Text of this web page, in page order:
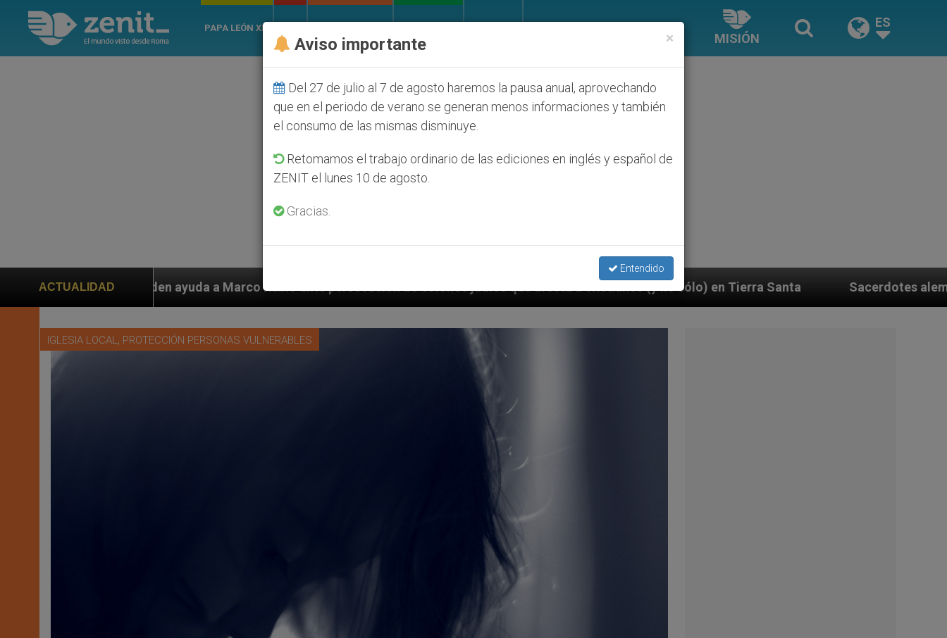
PAPA LEÓN XIV
MISIÓN
ES
ACTUALIDAD
ayuda a Marco Rubio ante persecución de colonos judíos que afecta a cristianos (y no sólo) en Tierra Santa Sacerdotes alemanes fieles al Papa
IGLESIA LOCAL, PROTECCIÓN PERSONAS VULNERABLES
×
Aviso importante
Del 27 de julio al 7 de agosto haremos la pausa anual, aprovechando
que en el periodo de verano se generan menos informaciones y también
el consumo de las mismas disminuye.
Retomamos el trabajo ordinario de las ediciones en inglés y español de
ZENIT el lunes 10 de agosto.
Gracias.
Entendido